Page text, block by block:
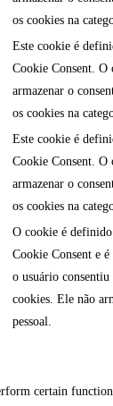
os cookies na
Este cookie é
Cookie Consent. O
armazenar o
os cookies na
Este cookie é
Cookie Consent. O
armazenar o
os cookies na
O cookie é
Cookie Consent e é
o usuário
cookies. Ele não
pessoal.
certain